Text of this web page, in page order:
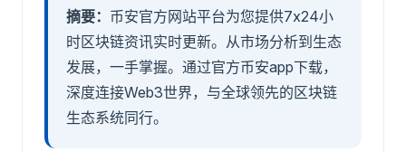
摘要： 币安官方网站平台为您提供7x24小
时区块链资讯实时更新。从市场分析到生态
发展，一手掌握。通过官方币安app下载，
深度连接Web3世界，与全球领先的区块链
生态系统同行。